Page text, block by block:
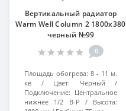
Вертикальный радиатор
Warm Well Column 2 1800x380
черный №99
0
Площадь обогрева: 8 - 11 м.
кв
Цвет:
Черный
Подключение: Центральное
нижнее 1/2 В-Р
Высота: